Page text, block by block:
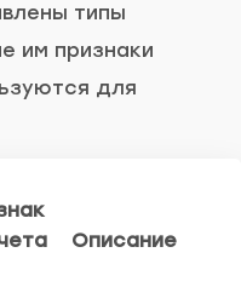
типы
им признаки
для
Описание